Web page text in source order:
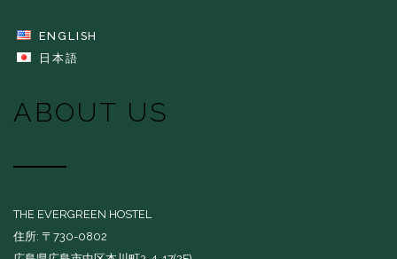
ENGLISH
日本語
ABOUT US
THE EVERGREEN HOSTEL
住所: 〒730-0802